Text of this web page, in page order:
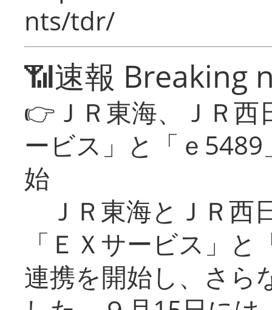
nts/tdr/
📶速報 Breaking
👉ＪＲ東海、ＪＲ
ービス」と「ｅ
始
ＪＲ東海とＪＲ西
「ＥＸサービス」
連携を開始し、さら